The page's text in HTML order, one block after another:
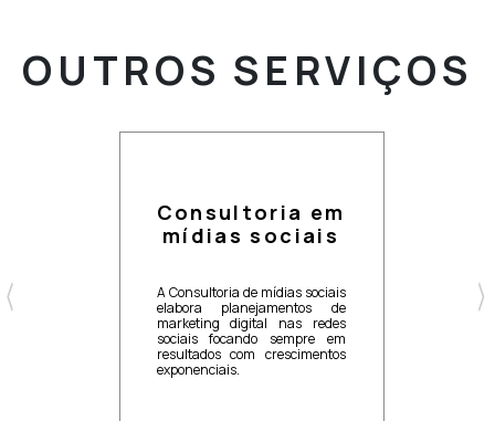
OUTROS SERVIÇOS
Consultoria em
mídias sociais
A Consultoria de mídias sociais
elabora planejamentos de
marketing digital nas redes
sociais focando sempre em
resultados com crescimentos
exponenciais.